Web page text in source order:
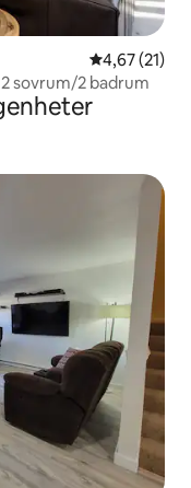
4,67 av 5 i
4,67 (21)
sovrum/2 badrum